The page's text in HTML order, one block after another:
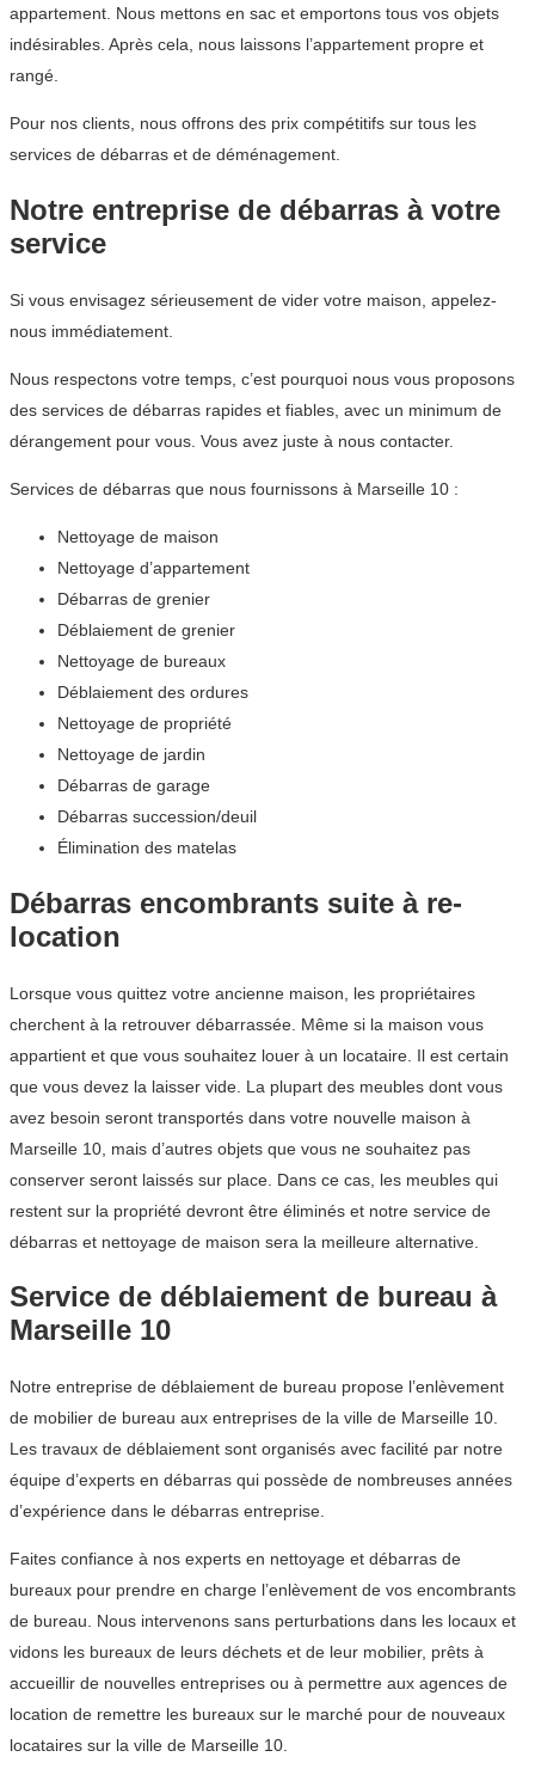
appartement. Nous mettons en sac et emportons tous vos objets
indésirables. Après cela, nous laissons l’appartement propre et
rangé.
Pour nos clients, nous offrons des prix compétitifs sur tous les
services de débarras et de déménagement.
Notre entreprise de débarras à votre
service
Si vous envisagez sérieusement de vider votre maison, appelez-
nous immédiatement.
Nous respectons votre temps, c’est pourquoi nous vous proposons
des services de débarras rapides et fiables, avec un minimum de
dérangement pour vous. Vous avez juste à nous contacter.
Services de débarras que nous fournissons à Marseille 10 :
Nettoyage de maison
Nettoyage d’appartement
Débarras de grenier
Déblaiement de grenier
Nettoyage de bureaux
Déblaiement des ordures
Nettoyage de propriété
Nettoyage de jardin
Débarras de garage
Débarras succession/deuil
Élimination des matelas
Débarras encombrants suite à re-
location
Lorsque vous quittez votre ancienne maison, les propriétaires
cherchent à la retrouver débarrassée. Même si la maison vous
appartient et que vous souhaitez louer à un locataire. Il est certain
que vous devez la laisser vide. La plupart des meubles dont vous
avez besoin seront transportés dans votre nouvelle maison à
Marseille 10, mais d’autres objets que vous ne souhaitez pas
conserver seront laissés sur place. Dans ce cas, les meubles qui
restent sur la propriété devront être éliminés et notre service de
débarras et nettoyage de maison sera la meilleure alternative.
Service de déblaiement de bureau à
Marseille 10
Notre entreprise de déblaiement de bureau propose l’enlèvement
de mobilier de bureau aux entreprises de la ville de Marseille 10.
Les travaux de déblaiement sont organisés avec facilité par notre
équipe d’experts en débarras qui possède de nombreuses années
d’expérience dans le débarras entreprise.
Faites confiance à nos experts en nettoyage et débarras de
bureaux pour prendre en charge l’enlèvement de vos encombrants
de bureau. Nous intervenons sans perturbations dans les locaux et
vidons les bureaux de leurs déchets et de leur mobilier, prêts à
accueillir de nouvelles entreprises ou à permettre aux agences de
location de remettre les bureaux sur le marché pour de nouveaux
locataires sur la ville de Marseille 10.